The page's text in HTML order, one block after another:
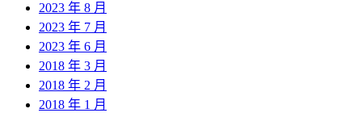
2023 年 8 月
2023 年 7 月
2023 年 6 月
2018 年 3 月
2018 年 2 月
2018 年 1 月